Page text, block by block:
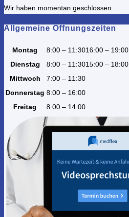
Wir haben momentan geschlossen.
Allgemeine Öffnungszeiten
Montag 8:00 – 11:3016:00 – 19:00
Dienstag
8:00 – 11:3015:00 – 18:00
Mittwoch
7:00 – 11:30
Donnerstag 8:00 – 16:00
Freitag
8:00 – 14:00